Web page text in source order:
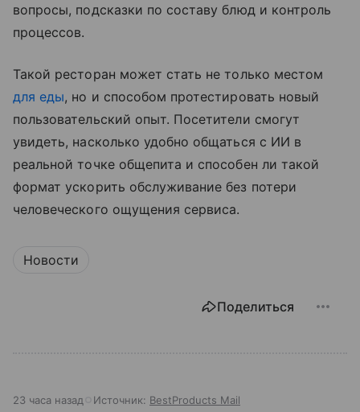
вопросы, подсказки по составу блюд и контроль
процессов.
Такой ресторан может стать не только местом
для еды, но и способом протестировать новый
пользовательский опыт. Посетители смогут
увидеть, насколько удобно общаться с ИИ в
реальной точке общепита и способен ли такой
формат ускорить обслуживание без потери
человеческого ощущения сервиса.
Новости
Поделиться
23 часа назад Источник: BestProducts Mail